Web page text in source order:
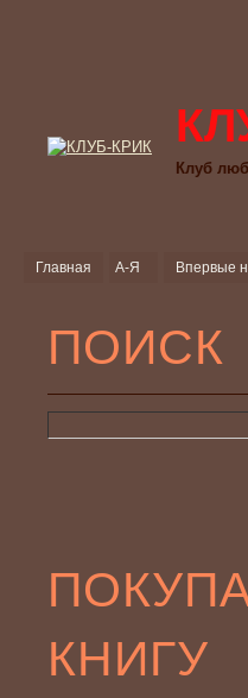
Клуб
Главная А-Я Впервые
ПОИСК
КНИГУ